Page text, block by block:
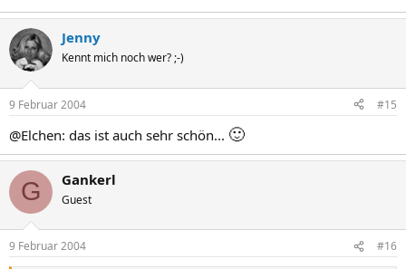
Jenny
Kennt mich noch wer? ;-)
9 Februar 2004 #15
@Elchen: das ist auch sehr schön... 🙂
G Gankerl
Guest
9 Februar 2004 #16